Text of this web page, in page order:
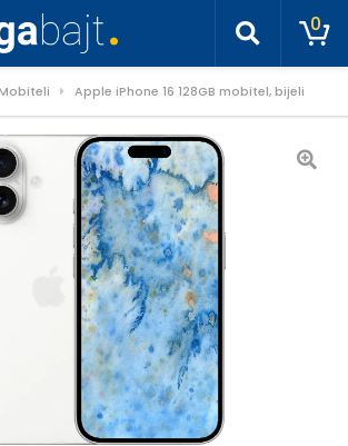
0
Mobiteli Apple iPhone 16 128GB mobitel, bijeli